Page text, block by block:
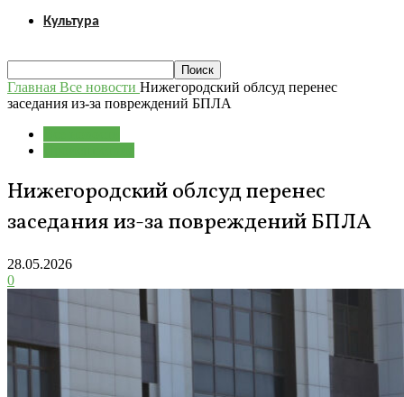
Культура
Главная Все новости Нижегородский облсуд перенес
заседания из-за повреждений БПЛА
Нижегородский облсуд перенес
заседания из-за повреждений БПЛА
28.05.2026
0